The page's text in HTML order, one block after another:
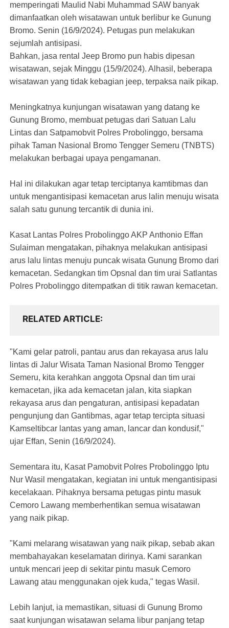
memperingati Maulid Nabi Muhammad SAW banyak
dimanfaatkan oleh wisatawan untuk berlibur ke Gunung
Bromo. Senin (16/9/2024). Petugas pun melakukan
sejumlah antisipasi.
Bahkan, jasa rental Jeep Bromo pun habis dipesan
wisatawan, sejak Minggu (15/9/2024). Alhasil, beberapa
wisatawan yang tidak kebagian jeep, terpaksa naik pikap.
Meningkatnya kunjungan wisatawan yang datang ke
Gunung Bromo, membuat petugas dari Satuan Lalu
Lintas dan Satpamobvit Polres Probolinggo, bersama
pihak Taman Nasional Bromo Tengger Semeru (TNBTS)
melakukan berbagai upaya pengamanan.
Hal ini dilakukan agar tetap terciptanya kamtibmas dan
untuk mengantisipasi kemacetan arus lalin menuju wisata
salah satu gunung tercantik di dunia ini.
Kasat Lantas Polres Probolinggo AKP Anthonio Effan
Sulaiman mengatakan, pihaknya melakukan antisipasi
arus lalu lintas menuju puncak wisata Gunung Bromo dari
kemacetan. Sedangkan tim Opsnal dan tim urai Satlantas
Polres Probolinggo ditempatkan di titik rawan kemacetan.
RELATED ARTICLE
"Kami gelar patroli, pantau arus dan rekayasa arus lalu
lintas di Jalur Wisata Taman Nasional Bromo Tengger
Semeru, kita kerahkan anggota Opsnal dan tim urai
kemacetan, jika ada kemacetan jalan, kita siapkan
rekayasa arus dan pengaturan, antisipasi kepadatan
pengunjung dan Gantibmas, agar tetap tercipta situasi
Kamseltibcar lantas yang aman, lancar dan kondusif,"
ujar Effan, Senin (16/9/2024).
Sementara itu, Kasat Pamobvit Polres Probolinggo Iptu
Nur Wasil mengatakan, kegiatan ini untuk mengantisipasi
kecelakaan. Pihaknya bersama petugas pintu masuk
Cemoro Lawang memberhentikan semua wisatawan
yang naik pikap.
"Kami melarang wisatawan yang naik pikap, sebab akan
membahayakan keselamatan dirinya. Kami sarankan
untuk mencari jeep di sekitar pintu masuk Cemoro
Lawang atau menggunakan ojek kuda," tegas Wasil.
Lebih lanjut, ia memastikan, situasi di Gunung Bromo
saat kunjungan wisatawan selama libur panjang tetap